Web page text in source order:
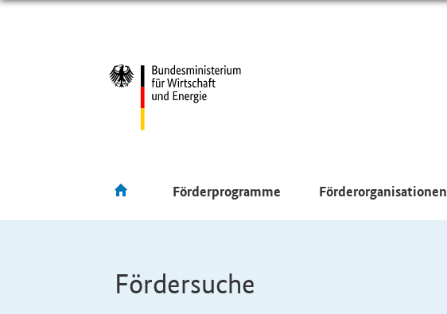
Förderprogramme Förderorganisationen
Fördersuche